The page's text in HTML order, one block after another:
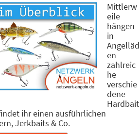
Mittlerw
eile
hängen
in
Angelläd
en
zahlreic
he
verschie
dene
Hardbait
ihr einen ausführlichen
Jerkbaits & Co.